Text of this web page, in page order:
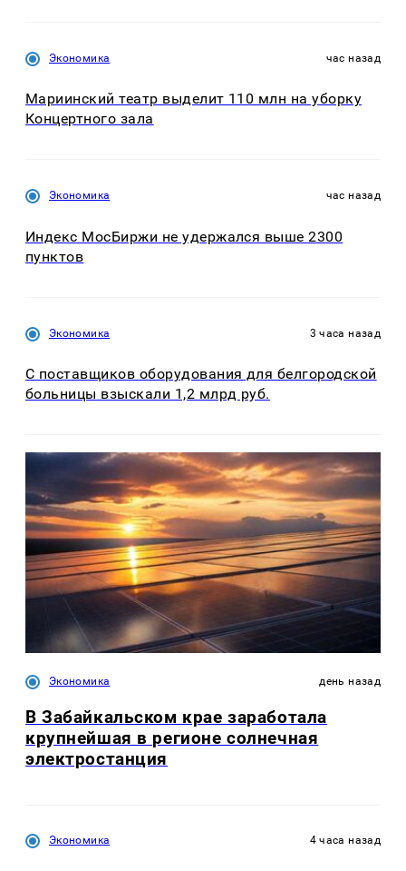
Экономика час назад
Мариинский театр выделит 110 млн на уборку
Концертного зала
Экономика час назад
Индекс МосБиржи не удержался выше 2300
пунктов
Экономика 3 часа назад
С поставщиков оборудования для белгородской
больницы взыскали 1,2 млрд руб.
Экономика день назад
В Забайкальском крае заработала
крупнейшая в регионе солнечная
электростанция
Экономика 4 часа назад